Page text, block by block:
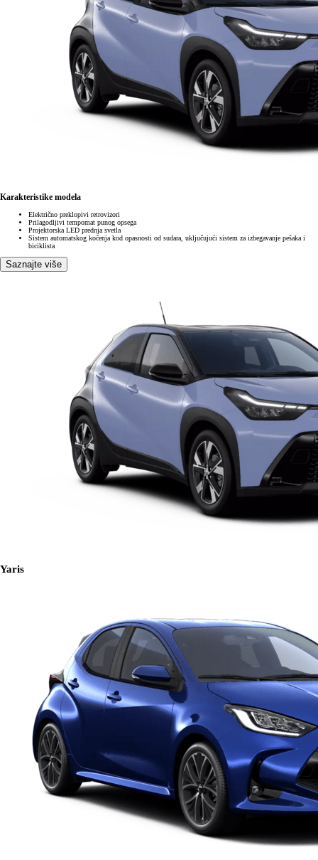
Karakteristike modela
Električno preklopivi retrovizori
Prilagodljivi tempomat punog opsega
Projektorska LED prednja svetla
Sistem automatskog kočenja kod opasnosti od sudara, uključujući sistem za izbegavanje pešaka i
biciklista
Saznajte više
Yaris